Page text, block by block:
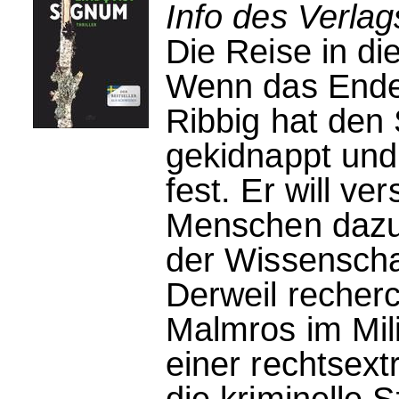
Info des
Die Reise in
Wenn das
Ribbig hat den
gekidnappt
fest. Er will
Menschen
der
Derweil
Malmros im
einer